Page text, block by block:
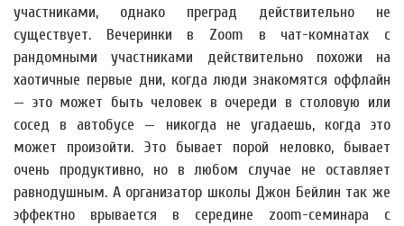
участниками, однако преград действительно не
существует. Вечеринки в Zoom в чат-комнатах с
рандомными участниками действительно похожи на
хаотичные первые дни, когда люди знакомятся оффлайн
— это может быть человек в очереди в столовую или
сосед в автобусе — никогда не угадаешь, когда это
может произойти. Это бывает порой неловко, бывает
очень продуктивно, но в любом случае не оставляет
равнодушным. А организатор школы Джон Бейлин так же
эффектно врывается в середине zoom-семинара с